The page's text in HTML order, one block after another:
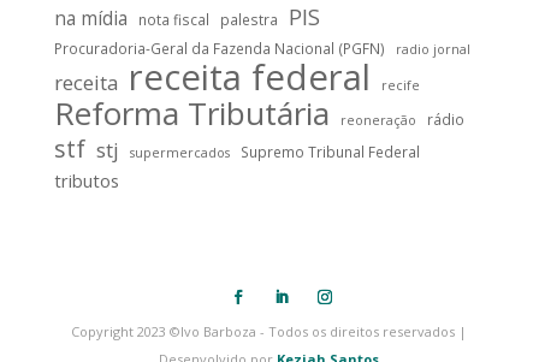
na mídia nota fiscal palestra PIS
Procuradoria-Geral da Fazenda Nacional (PGFN) radio jornal
receita receita federal recife
Reforma Tributária reoneração rádio
stf stj supermercados Supremo Tribunal Federal
tributos
Copyright 2023 ©Ivo Barboza - Todos os direitos reservados |